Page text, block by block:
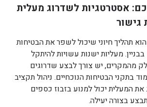
אסטרטגיות לשדרוג מעלית
תהליך חיוני שיכול לשפר את הבטיחות
מעליות ישנות עשויות להיתקל
מהמקרים, יש צורך לבצע שדרוגים
בתקני הבטיחות הנוכחיים. ניהול תקציב
המעלית יכול למנוע בזבוז כספים
בצורה יעילה.